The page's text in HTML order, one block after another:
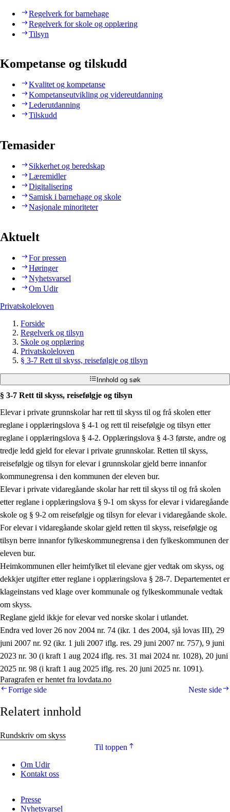
Regelverk for barnehage
Regelverk for skole og opplæring
Tilsyn
Kompetanse og tilskudd
Kvalitet og kompetanse
Kompetanseutvikling og videreutdanning
Lederutdanning
Tilskudd
Temasider
Sikkerhet og beredskap
Læremidler
Digitalisering
Samisk i barnehage og skole
Nasjonale minoriteter
Aktuelt
For pressen
Høringer
Nyhetsvarsel
Om Udir
Privatskoleloven
Forside
Regelverk og tilsyn
Skole og opplæring
Privatskoleloven
§ 3-7 Rett til skyss, reisefølgje og tilsyn
Innhold og søk
§ 3-7 Rett til skyss, reisefølgje og tilsyn
Elevar i private grunnskolar har rett til skyss til og frå skolen etter
reglane i opplæringslova § 4-1 og rett til reisefølgje og tilsyn etter
reglane i opplæringslova § 4-2. Opplæringslova § 4-3 første, andre og
tredje ledd gjeld for elevar i private grunnskolar. Retten til skyss,
reisefølgje og tilsyn for elevar i grunnskolar gjeld berre innanfor
kommunegrensa i den kommunen der eleven bur.
Elevar i private vidaregåande skolar har rett til skyss til og frå skolen
etter reglane i opplæringslova § 9-1 om skyss for elevar i vidaregåande
skole og § 9-2 om reisefølgje og tilsyn for elevar i vidaregåande skole.
For elevar i vidaregåande skolar gjeld retten til skyss, reisefølgje og
tilsyn berre innanfor fylkeskommunegrensa i den fylkeskommunen der
eleven bur.
Heimkommunen eller heimfylket til elevane gjer vedtak om skyss, og
dekkjer utgifter etter reglane i opplæringslova § 28-7. Departementet er
klageinstans ved klage over kommunale og fylkeskommunale vedtak
om skyss.
Reglane gjeld ikkje for elevar ved norske skolar i utlandet.
Endra ved lover 26 nov 2004 nr. 74 (ikr. 1 des 2004, sjå lovas III), 29
juni 2007 nr. 92 (ikr. 1 juli 2007 iflg. res. 29 juni 2007 nr. 757), 9 juni
2023 nr. 30 (i kraft 1 aug 2024 iflg. res. 31 mai 2024 nr. 1028), 20 juni
2025 nr. 98 (i kraft 1 aug 2025 iflg. res. 20 juni 2025 nr. 1091).
Paragrafen er hentet fra lovdata.no
Neste side
Forrige side
Relatert innhold
Rundskriv om skyss
Til toppen
Om Udir
Kontakt oss
Presse
Nyhetsvarsel